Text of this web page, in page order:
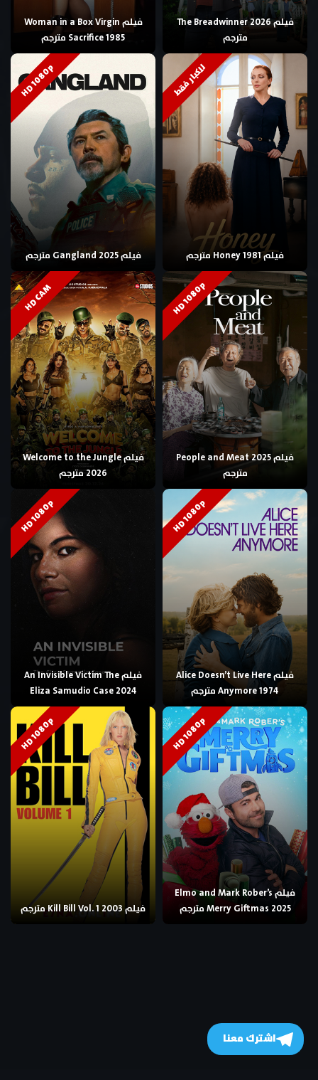
فيلم The Breadwinner 2026
مترجم
فيلم Woman in a Box Virgin
Sacrifice 1985 مترجم
للكبار فقط
فيلم Honey 1981 مترجم
HD 1080p
فيلم Gangland 2025 مترجم
HD 1080p
فيلم People and Meat 2025
مترجم
HD CAM
فيلم Welcome to the Jungle
2026 مترجم
HD 1080p
فيلم Alice Doesn’t Live Here
Anymore 1974 مترجم
HD 1080p
فيلم An Invisible Victim The
Eliza Samudio Case 2024
HD 1080p
فيلم Elmo and Mark Rober’s
Merry Giftmas 2025 مترجم
HD 1080p
فيلم Kill Bill Vol. 1 2003 مترجم
اشترك معنا